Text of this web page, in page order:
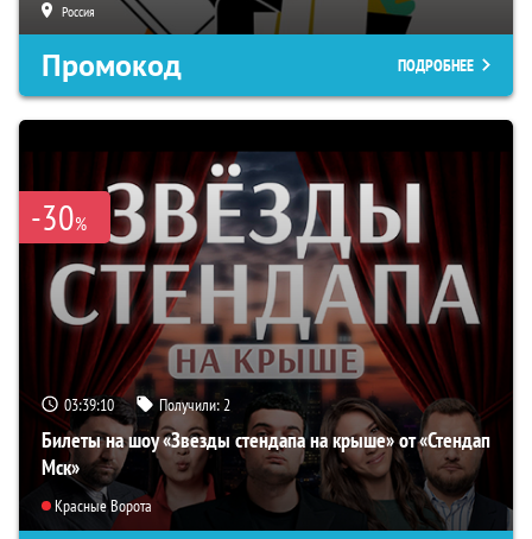
Россия
Промокод ПОДРОБНЕЕ
-30%
03:39:09 Получили:2
Билеты на шоу «Звезды стендапа на крыше» от «Стендап
Мск»
Красные Ворота